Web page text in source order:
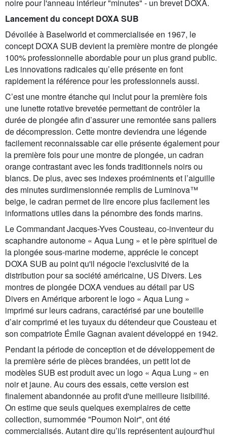
noire pour l'anneau intérieur "minutes" - un brevet DOXA.
Lancement du concept DOXA SUB
Dévoilée à Baselworld et commercialisée en 1967, le
concept DOXA SUB devient la première montre de plongée
100% professionnelle abordable pour un plus grand public.
Les innovations radicales qu’elle présente en font
rapidement la référence pour les professionnels aussi.
C’est une montre étanche qui inclut pour la première fois
une lunette rotative brevetée permettant de contrôler la
durée de plongée afin d’assurer une remontée sans paliers
de décompression. Cette montre deviendra une légende
facilement reconnaissable car elle présente également pour
la première fois pour une montre de plongée, un cadran
orange contrastant avec les fonds traditionnels noirs ou
blancs. De plus, avec ses indexes proéminents et l’aiguille
des minutes surdimensionnée remplis de Luminova™
beige, le cadran permet de lire encore plus facilement les
informations utiles dans la pénombre des fonds marins.
Le Commandant Jacques-Yves Cousteau, co-inventeur du
scaphandre autonome « Aqua Lung » et le père spirituel de
la plongée sous-marine moderne, apprécie le concept
DOXA SUB au point qu'il négocie l'exclusivité de la
distribution pour sa société américaine, US Divers. Les
montres de plongée DOXA vendues au détail par US
Divers en Amérique arborent le logo « Aqua Lung »
imprimé sur leurs cadrans, caractérisé par une bouteille
d’air comprimé et les tuyaux du détendeur que Cousteau et
son compatriote Émile Gagnan avaient développé en 1942.
Pendant la période de conception et de développement de
la première série de pièces brandées, un petit lot de
modèles SUB est produit avec un logo « Aqua Lung » en
noir et jaune. Au cours des essais, cette version est
finalement abandonnée au profit d'une meilleure lisibilité.
On estime que seuls quelques exemplaires de cette
collection, surnommée "Poumon Noir", ont été
commercialisés. Autant dire qu’ils représentent aujourd'hui